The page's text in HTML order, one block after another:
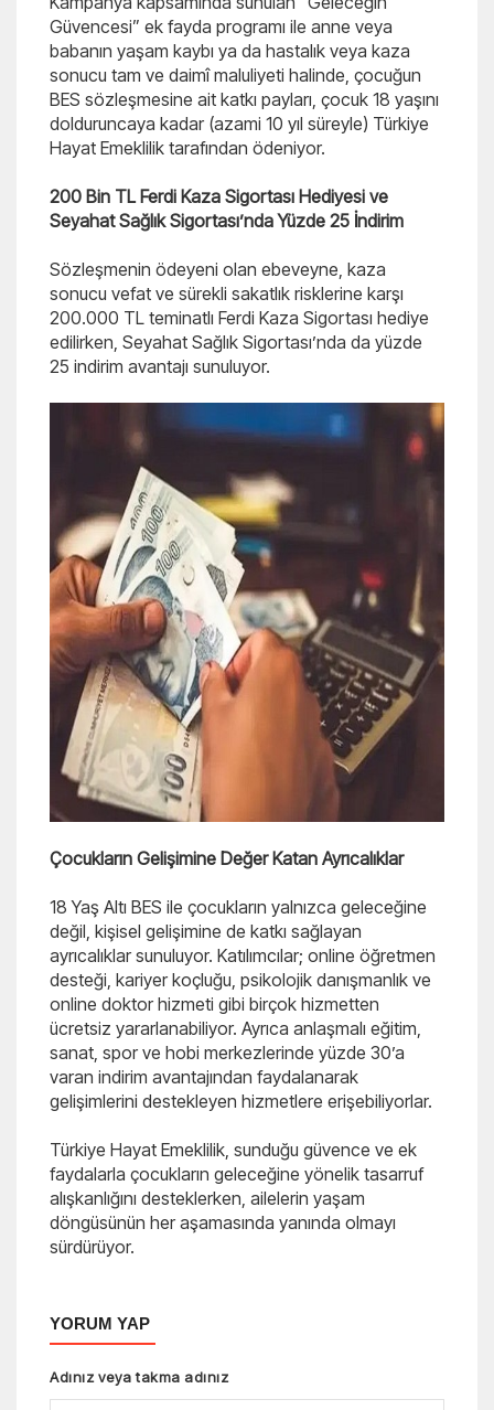
Güvencesi” ek fayda programı ile anne veya
babanın yaşam kaybı ya da hastalık veya kaza
sonucu tam ve daimî maluliyeti halinde, çocuğun
BES sözleşmesine ait katkı payları, çocuk 18 yaşını
dolduruncaya kadar (azami 10 yıl süreyle) Türkiye
Hayat Emeklilik tarafından ödeniyor.
200 Bin TL Ferdi Kaza Sigortası Hediyesi ve
Seyahat Sağlık Sigortası’nda Yüzde 25 İndirim
Sözleşmenin ödeyeni olan ebeveyne, kaza
sonucu vefat ve sürekli sakatlık risklerine karşı
200.000 TL teminatlı Ferdi Kaza Sigortası hediye
edilirken, Seyahat Sağlık Sigortası’nda da yüzde
25 indirim avantajı sunuluyor.
Çocukların Gelişimine Değer Katan Ayrıcalıklar
18 Yaş Altı BES ile çocukların yalnızca geleceğine
değil, kişisel gelişimine de katkı sağlayan
ayrıcalıklar sunuluyor. Katılımcılar; online öğretmen
desteği, kariyer koçluğu, psikolojik danışmanlık ve
online doktor hizmeti gibi birçok hizmetten
ücretsiz yararlanabiliyor. Ayrıca anlaşmalı eğitim,
sanat, spor ve hobi merkezlerinde yüzde 30’a
varan indirim avantajından faydalanarak
gelişimlerini destekleyen hizmetlere erişebiliyorlar.
Türkiye Hayat Emeklilik, sunduğu güvence ve ek
faydalarla çocukların geleceğine yönelik tasarruf
alışkanlığını desteklerken, ailelerin yaşam
döngüsünün her aşamasında yanında olmayı
sürdürüyor.
YORUM YAP
Adınız veya takma adınız